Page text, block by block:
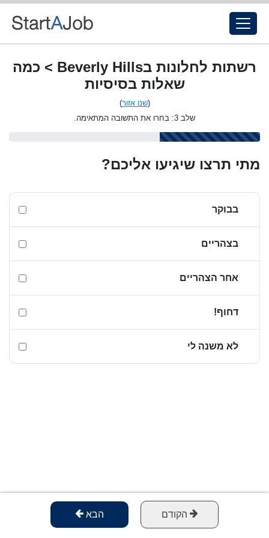
רשתות לחלונות בBeverly Hills > כמה
שאלות בסיסיות
(שנו אזור)
שלב 3: בחרו את התשובה המתאימה.
מתי תרצו שיגיעו אליכם?
בבוקר
בצהריים
אחר הצהריים
דחוף!
לא משנה לי
הקודם הבא